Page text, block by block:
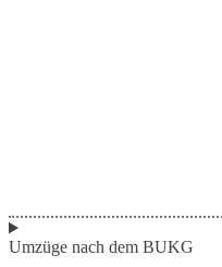
Umzüge nach dem BUKG